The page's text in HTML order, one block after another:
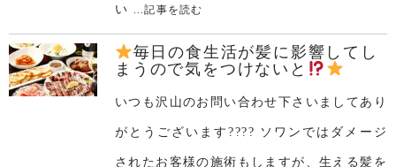
い ...記事を読む
毎日の食生活が髪に影響してし
まうので気をつけないと
いつも沢山のお問い合わせ下さいましてあり
がとうございます???? ソワンではダメージ
されたお客様の施術もしますが、生える髪を